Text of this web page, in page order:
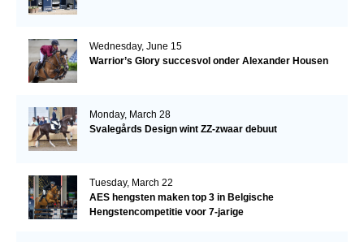
Wednesday, June 15
Warrior’s Glory succesvol onder Alexander Housen
Monday, March 28
Svalegårds Design wint ZZ-zwaar debuut
Tuesday, March 22
AES hengsten maken top 3 in Belgische
Hengstencompetitie voor 7-jarige